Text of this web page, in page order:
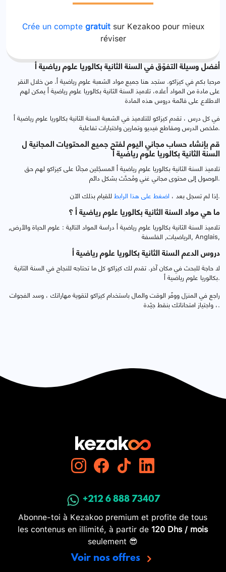
Crée un comptegratuitsur Kezakoo pour mieux
réviser
أفضل وسيلة التفوّق في السنة الثانية بكالوريا علوم رياضية أ
مرحبا بكم في كيزاكو. ستجد هنا جميع مواد الشعبة علوم رياضية أ. من خلال النقر
على مادة من المواد أعلاه، تلاميذ السنة الثانية بكالوريا علوم رياضية أ يمكن لهم
الاطلاع على قائمة دروس هذه المادة
في كل درس ، تقدم كيزاكو للتلاميذ في الشعبة السنة الثانية بكالوريا علوم رياضية أ
ملخص الدرس ومقاطع فيديو وتمارين واختبارات تفاعلية.
قم بإنشاء حساب مجاني اليوم لفتح جميع المحتويات المجانية ل
السنة الثانية بكالوريا علوم رياضية أ
تلاميذ السنة الثانية بكالوريا علوم رياضية أ المسجّلين مجانًا على كيزاكو لهم حق
الوصول إلى محتوى مجاني غني ومُحدَّث بشكل دائم.
إذا لم تسجل بعد ، اضغط على هذا الرابط للقيام بذلك الآن.
ما هي مواد السنة الثانية بكالوريا علوم رياضية أ ؟
تلاميذ السنة الثانية بكالوريا علوم رياضية أ دراسة المواد التالية : علوم الحياة والأرض,
الرياضيات, الفلسفة, Anglais,
دروس الدعم السنة الثانية بكالوريا علوم رياضية أ
لا حاجة للبحث في مكان آخر. تقدم لك كيزاكو كل ما تحتاجه للنجاح في السنة الثانية
بكالوريا علوم رياضية أ.
راجع في المنزل ووفّر الوقت والمال باستخدام كيزاكو لتقوية مهاراتك ، وسد الفجوات
، واجتياز امتحاناتك بنقط جيّدة.
+212 6 888 73407
Abonne-toi à Kezakoo premium et profite de tous
les contenus en illimité, à partir de 120 Dhs / mois
seulement 😎
Voir nos offres